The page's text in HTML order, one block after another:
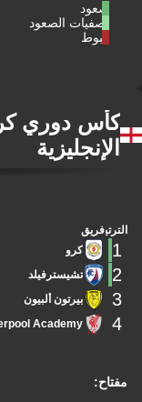
صعود
تصفيات الصعود
هبوط
كأس دوري
الإنجليزية
مفتاح:
الترتيبفريق
1 كرو
2 تشيسترفيلد
3 بيرتون ألبيون
4
Academy